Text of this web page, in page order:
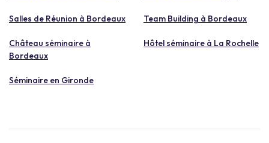
Salles de Réunion à Bordeaux Team Building à Bordeaux
Château séminaire à
Bordeaux
Hôtel séminaire à La Rochelle
Séminaire en Gironde